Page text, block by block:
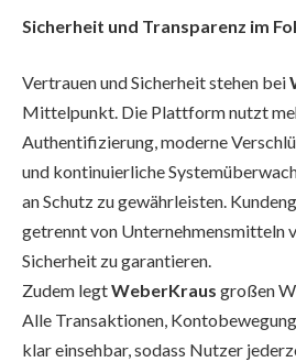
Sicherheit und Transparenz im
Vertrauen und Sicherheit stehen bei
Mittelpunkt. Die Plattform nutzt
Authentifizierung, moderne
und kontinuierliche
an Schutz zu gewährleisten.
getrennt von Unternehmensmitteln
Sicherheit zu garantieren.
Zudem legtWeberKraus großen
Alle Transaktionen,
klar einsehbar, sodass Nutzer